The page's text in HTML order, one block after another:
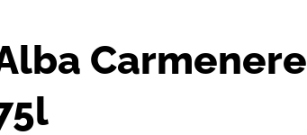
Carmenere